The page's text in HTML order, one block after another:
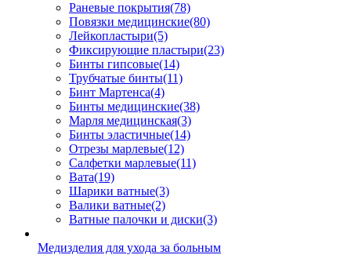
Раневые покрытия(78)
Повязки медицинские(80)
Лейкопластыри(5)
Фиксирующие пластыри(23)
Бинты гипсовые(14)
Трубчатые бинты(11)
Бинт Мартенса(4)
Бинты медицинские(38)
Марля медицинская(3)
Бинты эластичные(14)
Отрезы марлевые(12)
Салфетки марлевые(11)
Вата(19)
Шарики ватные(3)
Валики ватные(2)
Ватные палочки и диски(3)
Медизделия для ухода за больным